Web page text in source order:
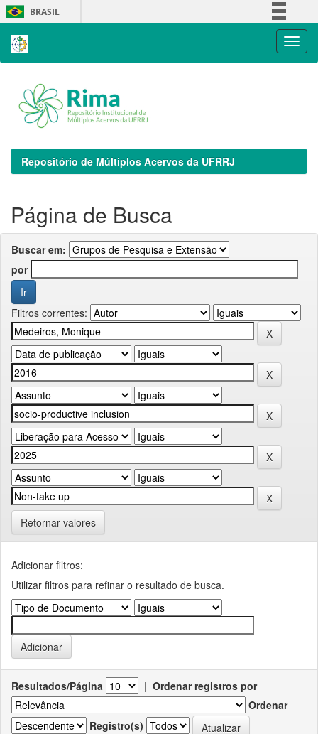
Skip
navigation
BRASIL
Repositório de Múltiplos Acervos da UFRRJ
Página de Busca
Buscar em:
por
Filtros correntes:
Retornar valores
Adicionar filtros:
Utilizar filtros para refinar o resultado de busca.
Resultados/Página | Ordenar registros por
Ordenar
Registro(s)